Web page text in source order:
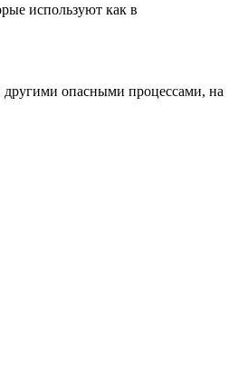
используют как в
другими опасными процессами, на